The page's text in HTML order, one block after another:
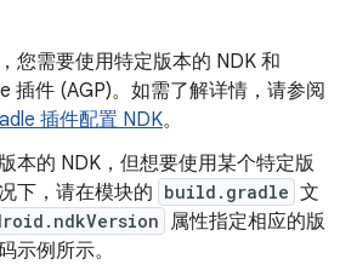
您需要使用特定版本的 NDK 和
插件 (AGP)。如需了解详情，请参阅
插件配置 NDK。
本的 NDK，但想要使用某个特定版
下，请在模块的 build.gradle 文
属性指定相应的版
示例所示。